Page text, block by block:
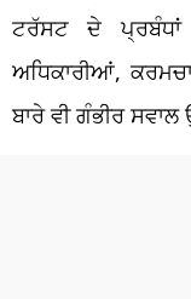
ਟਰੱਸਟ ਦੇ
ਅਧਿਕਾਰੀਆਂ,
ਬਾਰੇ ਵੀ ਗੰਭੀਰ ਸਵਾਲ